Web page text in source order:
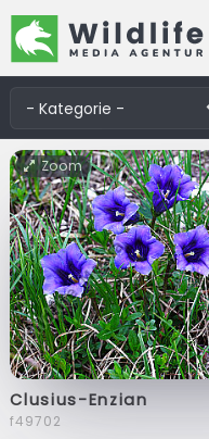
Zoom
Clusius-Enzian
f49702